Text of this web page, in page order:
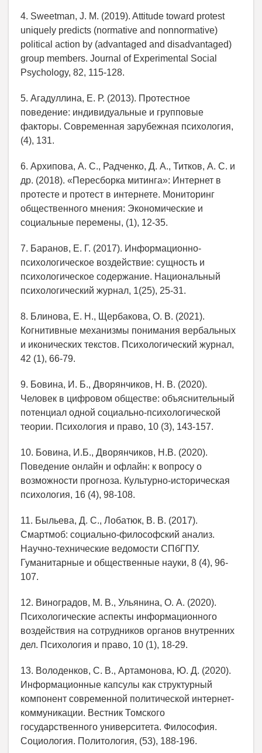
4. Sweetman, J. M. (2019). Attitude toward protest
uniquely predicts (normative and nonnormative)
political action by (advantaged and disadvantaged)
group members. Journal of Experimental Social
Psychology, 82, 115-128.
5. Агадуллина, Е. Р. (2013). Протестное
поведение: индивидуальные и групповые
факторы. Современная зарубежная психология,
(4), 131.
6. Архипова, А. С., Радченко, Д. А., Титков, А. С. и
др. (2018). «Пересборка митинга»: Интернет в
протесте и протест в интернете. Мониторинг
общественного мнения: Экономические и
социальные перемены, (1), 12-35.
7. Баранов, Е. Г. (2017). Информационно-
психологическое воздействие: сущность и
психологическое содержание. Национальный
психологический журнал, 1(25), 25-31.
8. Блинова, Е. Н., Щербакова, О. В. (2021).
Когнитивные механизмы понимания вербальных
и иконических текстов. Психологический журнал,
42 (1), 66-79.
9. Бовина, И. Б., Дворянчиков, Н. В. (2020).
Человек в цифровом обществе: объяснительный
потенциал одной социально-психологической
теории. Психология и право, 10 (3), 143-157.
10. Бовина, И.Б., Дворянчиков, Н.В. (2020).
Поведение онлайн и офлайн: к вопросу о
возможности прогноза. Культурно-историческая
психология, 16 (4), 98-108.
11. Быльева, Д. С., Лобатюк, В. В. (2017).
Смартмоб: социально-философский анализ.
Научно-технические ведомости СПбГПУ.
Гуманитарные и общественные науки, 8 (4), 96-
107.
12. Виноградов, М. В., Ульянина, О. А. (2020).
Психологические аспекты информационного
воздействия на сотрудников органов внутренних
дел. Психология и право, 10 (1), 18-29.
13. Володенков, С. В., Артамонова, Ю. Д. (2020).
Информационные капсулы как структурный
компонент современной политической интернет-
коммуникации. Вестник Томского
государственного университета. Философия.
Социология. Политология, (53), 188-196.